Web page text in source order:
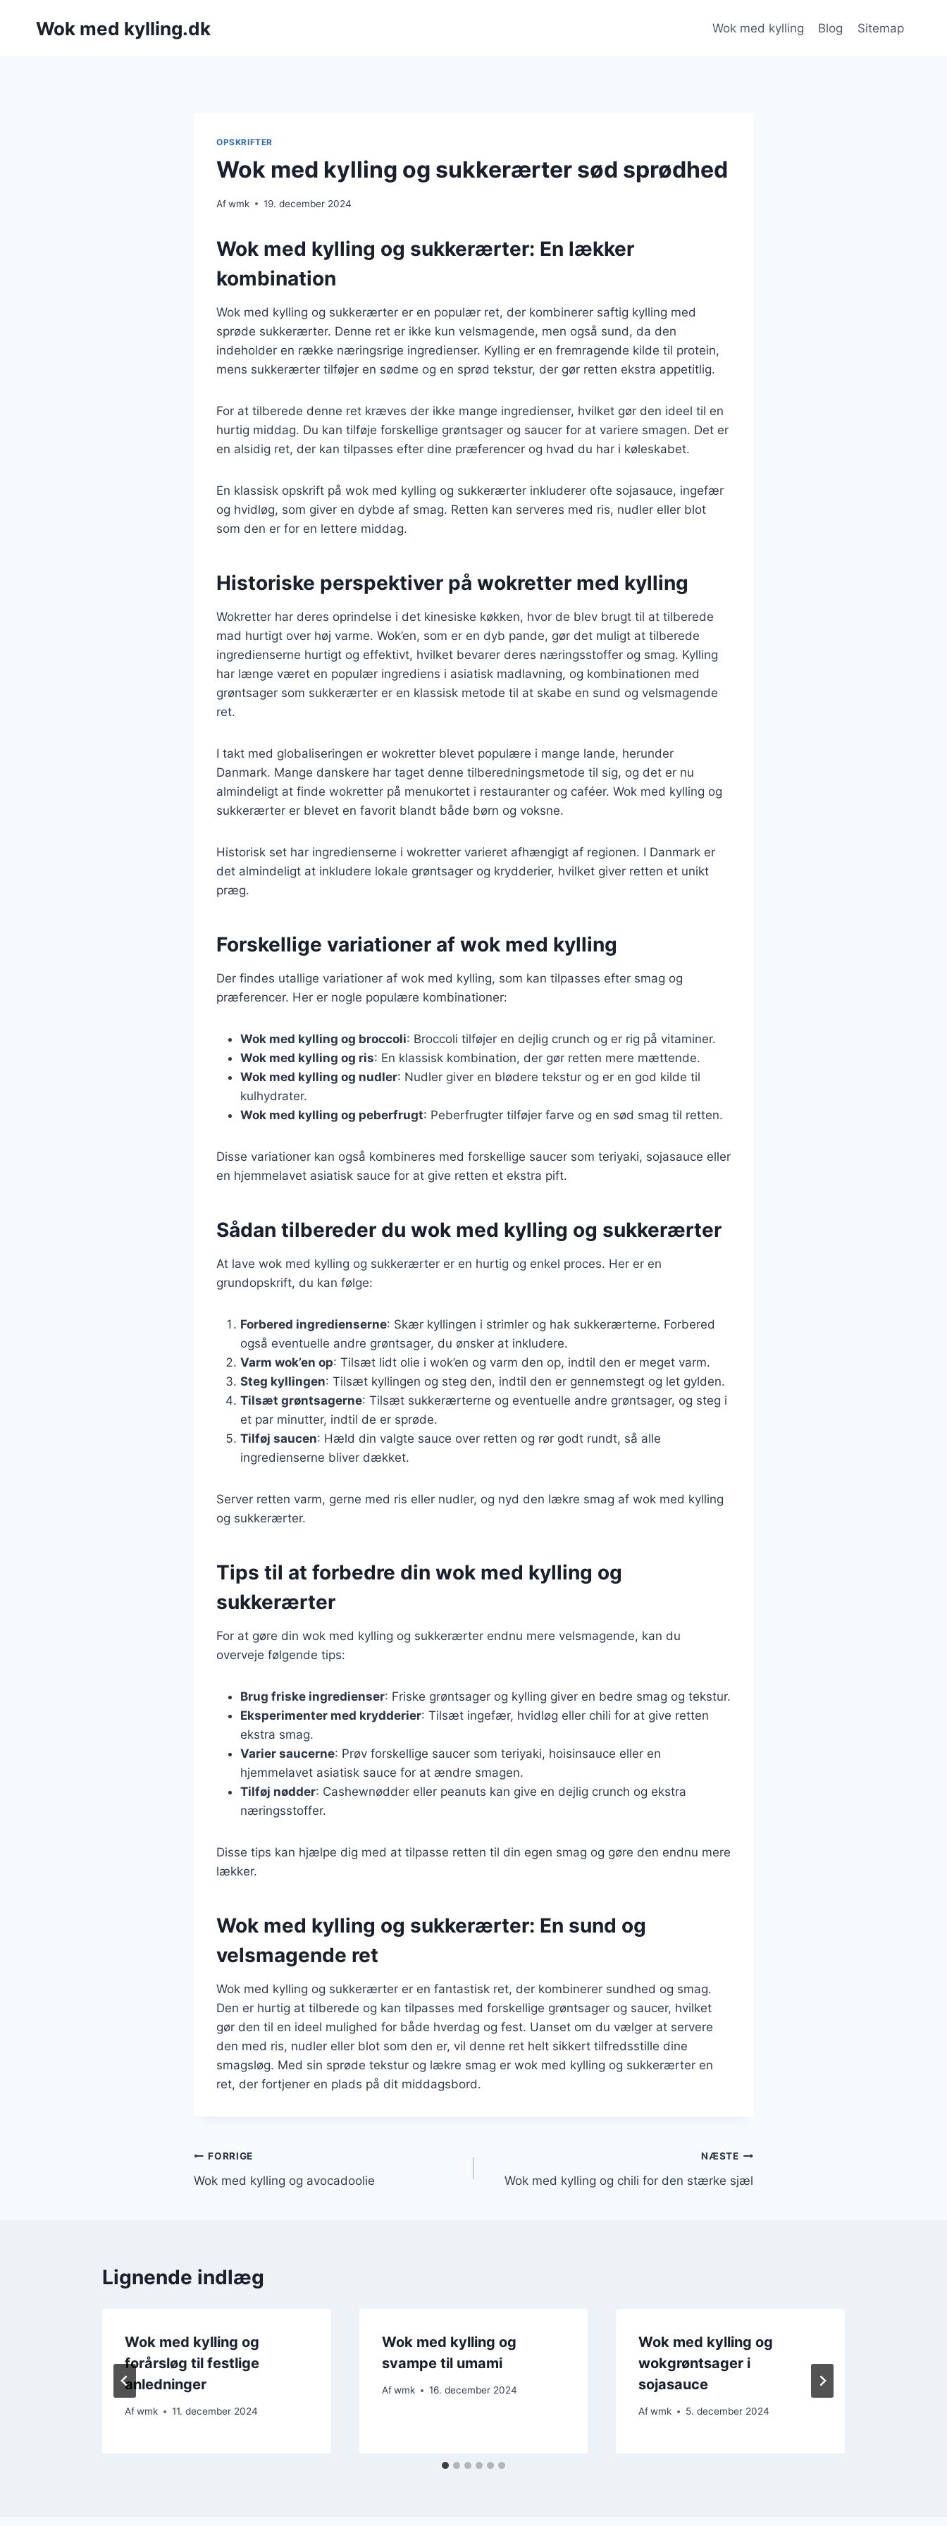
Wok med kylling.dk Wok med kylling Blog Sitemap
OPSKRIFTER
Wok med kylling og sukkerærter sød sprødhed
Afwmk 19. december 2024
Wok med kylling og sukkerærter: En lækker
kombination
Wok med kylling og sukkerærter er en populær ret, der kombinerer saftig kylling med
sprøde sukkerærter. Denne ret er ikke kun velsmagende, men også sund, da den
indeholder en række næringsrige ingredienser. Kylling er en fremragende kilde til protein,
mens sukkerærter tilføjer en sødme og en sprød tekstur, der gør retten ekstra appetitlig.
For at tilberede denne ret kræves der ikke mange ingredienser, hvilket gør den ideel til en
hurtig middag. Du kan tilføje forskellige grøntsager og saucer for at variere smagen. Det er
en alsidig ret, der kan tilpasses efter dine præferencer og hvad du har i køleskabet.
En klassisk opskrift på wok med kylling og sukkerærter inkluderer ofte sojasauce, ingefær
og hvidløg, som giver en dybde af smag. Retten kan serveres med ris, nudler eller blot
som den er for en lettere middag.
Historiske perspektiver på wokretter med kylling
Wokretter har deres oprindelse i det kinesiske køkken, hvor de blev brugt til at tilberede
mad hurtigt over høj varme. Wok’en, som er en dyb pande, gør det muligt at tilberede
ingredienserne hurtigt og effektivt, hvilket bevarer deres næringsstoffer og smag. Kylling
har længe været en populær ingrediens i asiatisk madlavning, og kombinationen med
grøntsager som sukkerærter er en klassisk metode til at skabe en sund og velsmagende
ret.
I takt med globaliseringen er wokretter blevet populære i mange lande, herunder
Danmark. Mange danskere har taget denne tilberedningsmetode til sig, og det er nu
almindeligt at finde wokretter på menukortet i restauranter og caféer. Wok med kylling og
sukkerærter er blevet en favorit blandt både børn og voksne.
Historisk set har ingredienserne i wokretter varieret afhængigt af regionen. I Danmark er
det almindeligt at inkludere lokale grøntsager og krydderier, hvilket giver retten et unikt
præg.
Forskellige variationer af wok med kylling
Der findes utallige variationer af wok med kylling, som kan tilpasses efter smag og
præferencer. Her er nogle populære kombinationer:
Wok med kylling og broccoli: Broccoli tilføjer en dejlig crunch og er rig på vitaminer.
Wok med kylling og ris: En klassisk kombination, der gør retten mere mættende.
Wok med kylling og nudler: Nudler giver en blødere tekstur og er en god kilde til
kulhydrater.
Wok med kylling og peberfrugt: Peberfrugter tilføjer farve og en sød smag til retten.
Disse variationer kan også kombineres med forskellige saucer som teriyaki, sojasauce eller
en hjemmelavet asiatisk sauce for at give retten et ekstra pift.
Sådan tilbereder du wok med kylling og sukkerærter
At lave wok med kylling og sukkerærter er en hurtig og enkel proces. Her er en
grundopskrift, du kan følge:
Forbered ingredienserne: Skær kyllingen i strimler og hak sukkerærterne. Forbered
også eventuelle andre grøntsager, du ønsker at inkludere.
Varm wok’en op: Tilsæt lidt olie i wok’en og varm den op, indtil den er meget varm.
Steg kyllingen: Tilsæt kyllingen og steg den, indtil den er gennemstegt og let gylden.
Tilsæt grøntsagerne: Tilsæt sukkerærterne og eventuelle andre grøntsager, og steg i
et par minutter, indtil de er sprøde.
Tilføj saucen: Hæld din valgte sauce over retten og rør godt rundt, så alle
ingredienserne bliver dækket.
Server retten varm, gerne med ris eller nudler, og nyd den lækre smag af wok med kylling
og sukkerærter.
Tips til at forbedre din wok med kylling og
sukkerærter
For at gøre din wok med kylling og sukkerærter endnu mere velsmagende, kan du
overveje følgende tips:
Brug friske ingredienser: Friske grøntsager og kylling giver en bedre smag og tekstur.
Eksperimenter med krydderier: Tilsæt ingefær, hvidløg eller chili for at give retten
ekstra smag.
Varier saucerne: Prøv forskellige saucer som teriyaki, hoisinsauce eller en
hjemmelavet asiatisk sauce for at ændre smagen.
Tilføj nødder: Cashewnødder eller peanuts kan give en dejlig crunch og ekstra
næringsstoffer.
Disse tips kan hjælpe dig med at tilpasse retten til din egen smag og gøre den endnu mere
lækker.
Wok med kylling og sukkerærter: En sund og
velsmagende ret
Wok med kylling og sukkerærter er en fantastisk ret, der kombinerer sundhed og smag.
Den er hurtig at tilberede og kan tilpasses med forskellige grøntsager og saucer, hvilket
gør den til en ideel mulighed for både hverdag og fest. Uanset om du vælger at servere
den med ris, nudler eller blot som den er, vil denne ret helt sikkert tilfredsstille dine
smagsløg. Med sin sprøde tekstur og lækre smag er wok med kylling og sukkerærter en
ret, der fortjener en plads på dit middagsbord.
Indlægsnavigation
FORRIGE
Wok med kylling og avocadoolie
NÆSTE
Wok med kylling og chili for den stærke sjæl
Lignende indlæg
Wok med kylling og
forårsløg til festlige
anledninger
Afwmk 11. december 2024
Wok med kylling og
svampe til umami
Af wmk 16. december 2024
Wok med kylling og
wokgrøntsager i
sojasauce
Af wmk 5. december 2024